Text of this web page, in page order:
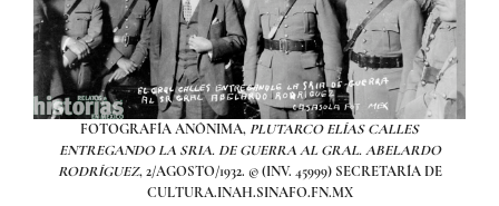
FOTOGRAFÍA ANÓNIMA, PLUTARCO ELÍAS CALLES
ENTREGANDO LA SRIA. DE GUERRA AL GRAL. ABELARDO
RODRÍGUEZ, 2/AGOSTO/1932. © (INV. 45999) SECRETARÍA DE
CULTURA.INAH.SINAFO.FN.MX